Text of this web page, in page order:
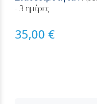
- 3 ημέρες
35,00 €